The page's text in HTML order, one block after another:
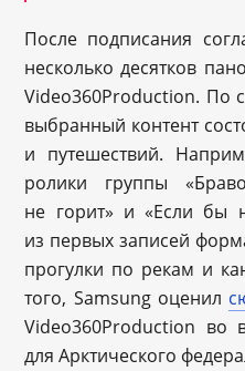
После подписания
несколько десятков
Video360Production. По
выбранный контент
и путешествий.
ролики группы
не горит» и «Если бы
из первых записей
прогулки по рекам и
того, Samsung оценил
Video360Production во
для Арктического